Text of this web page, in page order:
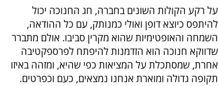
על רקע הקולות השונים בחברה, חג החנוכה יכול
להיתפס כיוצא דופן ואולי כמנותק, עם כל ההודאה,
השמחה והאופטימיות שהוא מקרין סביבו. אולם מתברר
שדווקא חנוכה הוא הזדמנות להיפתח לפרספקטיבה
אחרת, שמסתכלת על המציאות כפי שהיא, ומזהה באיזו
תקופה גדולה ומוארת אנחנו נמצאים, כעם וכפרטים.